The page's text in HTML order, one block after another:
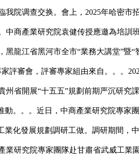
我院调查交换。會上，2025年哈密
中商產業研究院袁健传授應邀為培訓
黑龍江省黑河市全市“業務大講堂”暨
評審會，評審專家組由來自。。。
州省開展“十五五”規劃前期严沉研
動。。。近日，中商產業研究院專
業化發展規劃調研工做。調研期間
業研究院專家團隊赴甘肅省武威工業